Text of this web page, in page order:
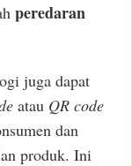
peredaran
juga dapat
atau QR code
dan
produk. Ini